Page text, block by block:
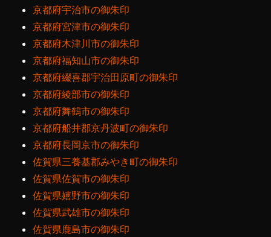
京都府宇治市の御朱印
京都府宮津市の御朱印
京都府木津川市の御朱印
京都府福知山市の御朱印
京都府綴喜郡宇治田原町の御朱印
京都府綾部市の御朱印
京都府舞鶴市の御朱印
京都府船井郡京丹波町の御朱印
京都府長岡京市の御朱印
佐賀県三養基郡みやき町の御朱印
佐賀県佐賀市の御朱印
佐賀県嬉野市の御朱印
佐賀県武雄市の御朱印
佐賀県鹿島市の御朱印